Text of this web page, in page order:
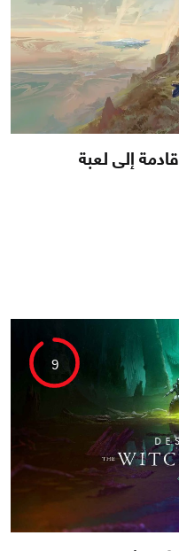
توسعة The Edge of Fate قادمة إلى لعبة
9